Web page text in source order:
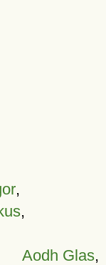
,
,
Aodh Glas,